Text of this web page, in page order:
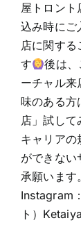
屋トロント
込み時にご
店に関する
す
後は
ーチャル来
味のある方
店」試し
キャリアの
ができない
承願います。
Instagram
ト）